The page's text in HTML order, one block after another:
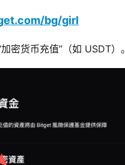
bg/girl
加密货币充值”（如 USDT）。